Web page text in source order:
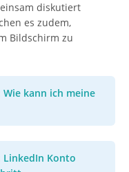
diskutiert
es zudem,
Bildschirm zu
Wie kann ich meine
LinkedIn Konto